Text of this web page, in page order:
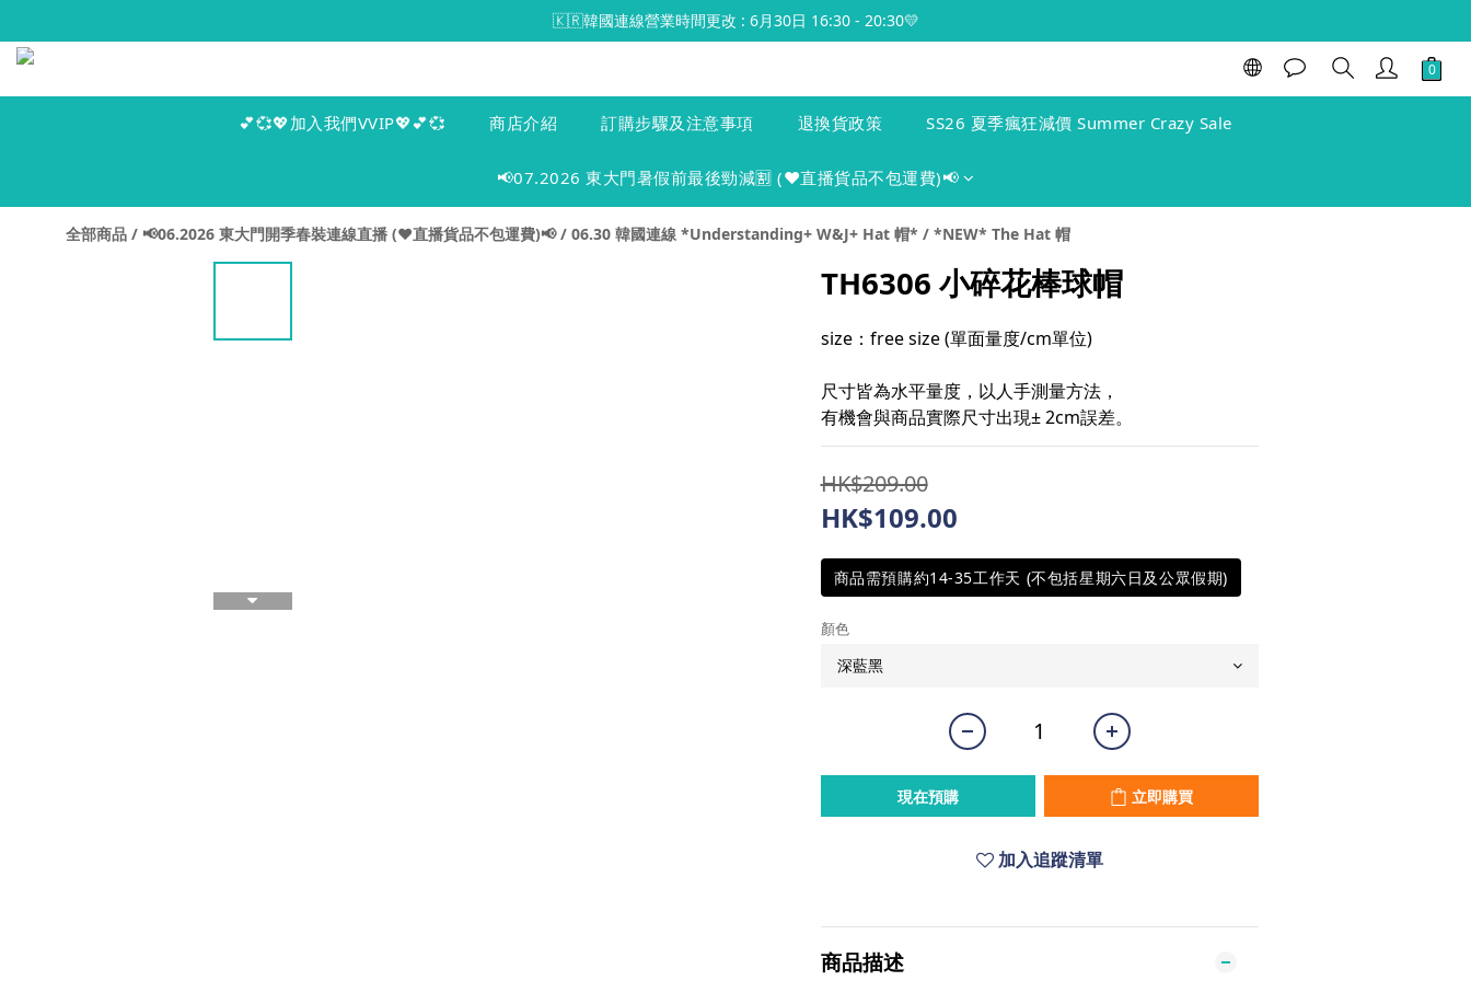
🇰🇷韓國連線營業時間更改 : 6月30日 16:30 - 20:30💛
💕💞💖加入我們VVIP💖💕💞 商店介紹 訂購步驟及注意事項 退換貨政策 SS26 夏季瘋狂減價 Summer Crazy Sale
📢07.2026 東大門暑假前最後勁減🈹 (♥️直播貨品不包運費)📢
全部商品 / 📢06.2026 東大門開季春裝連線直播 (♥️直播貨品不包運費)📢/ 06.30 韓國連線 *Understanding+ W&J+ Hat 帽* / *NEW* The Hat 帽
TH6306 小碎花棒球帽
size：free size (單面量度/cm單位)
尺寸皆為水平量度，以人手測量方法，
有機會與商品實際尺寸出現± 2cm誤差。
HK$209.00
HK$109.00
商品需預購約14-35工作天 (不包括星期六日及公眾假期)
顏色
現在預購 立即購買
加入追蹤清單
商品描述
立即購買